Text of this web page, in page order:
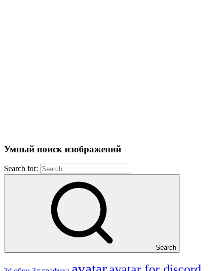
Умный поиск изображений
Search for:
Search